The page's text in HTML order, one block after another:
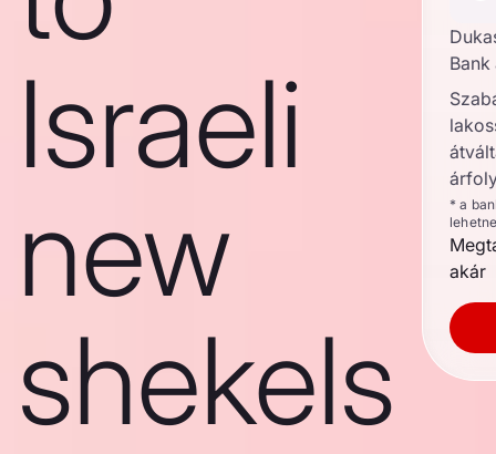
Israeli
new
shekels
* a
akár